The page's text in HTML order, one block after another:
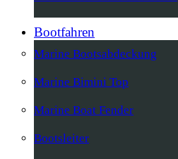
Bootfahren
Marine Bootsabdeckung
Marine Bimini Top
Marine Boat Fender
Bootsleiter